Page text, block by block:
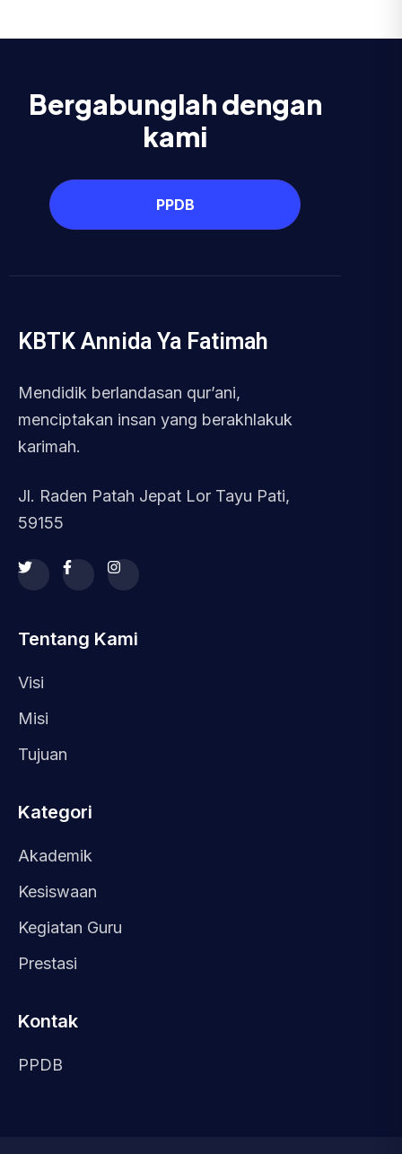
Bergabunglah dengan
kami
PPDB
KBTK Annida Ya Fatimah
Mendidik berlandasan qur’ani,
menciptakan insan yang berakhlakuk
karimah.
Jl. Raden Patah Jepat Lor Tayu Pati,
59155
Tentang Kami
Visi
Misi
Tujuan
Kategori
Akademik
Kesiswaan
Kegiatan Guru
Prestasi
Kontak
PPDB